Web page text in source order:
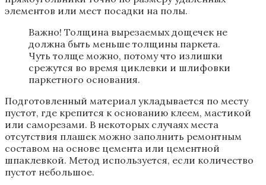
элементов или мест посадки на полы.
Важно! Толщина вырезаемых дощечек не
должна быть меньше толщины паркета.
Чуть толще можно, потому что излишки
срежутся во время циклевки и шлифовки
паркетного основания.
Подготовленный материал укладывается по месту
пустот, где крепится к основанию клеем, мастикой
или саморезами. В некоторых случаях места
отсутствия плашек можно заполнить ремонтным
составом на основе цемента или цементной
шпаклевкой. Метод используется, если количество
пустот небольшое.